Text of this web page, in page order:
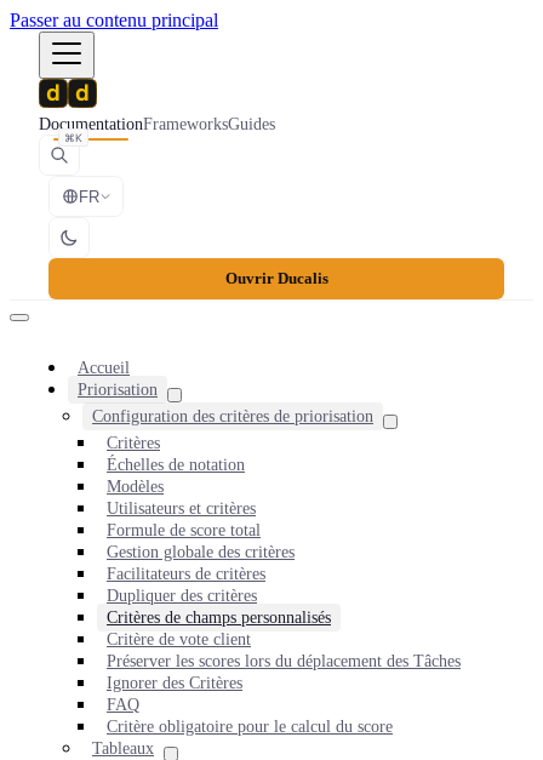
Passer au contenu principal
DocumentationFrameworksGuides
⌘K
FR
Ouvrir Ducalis
Accueil
Priorisation
Configuration des critères de priorisation
Critères
Échelles de notation
Modèles
Utilisateurs et critères
Formule de score total
Gestion globale des critères
Facilitateurs de critères
Dupliquer des critères
Critères de champs personnalisés
Critère de vote client
Préserver les scores lors du déplacement des Tâches
Ignorer des Critères
FAQ
Critère obligatoire pour le calcul du score
Tableaux